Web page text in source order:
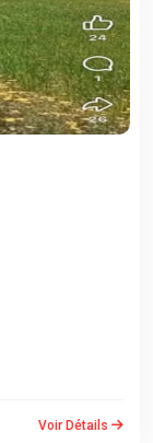
Voir Détails